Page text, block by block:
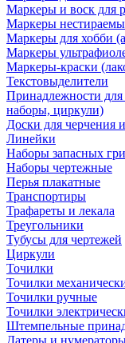
Маркеры и воск для
Маркеры
Маркеры для хобби
Маркеры
Маркеры-краски
Текстовыделители
Принадлежности
наборы, циркули)
Доски для черчения
Линейки
Наборы запасных
Наборы чертежные
Перья плакатные
Транспортиры
Трафареты и лекала
Треугольники
Тубусы для чертежей
Циркули
Точилки
Точилки
Точилки ручные
Точилки
Штемпельные
Датеры и